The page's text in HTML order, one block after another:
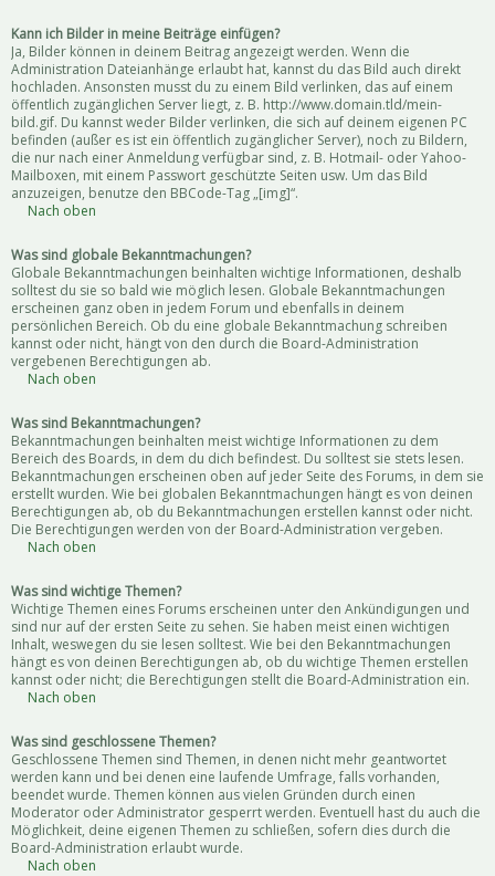
Kann ich Bilder in meine Beiträge einfügen?
Ja, Bilder können in deinem Beitrag angezeigt werden. Wenn die
Administration Dateianhänge erlaubt hat, kannst du das Bild auch direkt
hochladen. Ansonsten musst du zu einem Bild verlinken, das auf einem
öffentlich zugänglichen Server liegt, z. B. http://www.domain.tld/mein-
bild.gif. Du kannst weder Bilder verlinken, die sich auf deinem eigenen PC
befinden (außer es ist ein öffentlich zugänglicher Server), noch zu Bildern,
die nur nach einer Anmeldung verfügbar sind, z. B. Hotmail- oder Yahoo-
Mailboxen, mit einem Passwort geschützte Seiten usw. Um das Bild
anzuzeigen, benutze den BBCode-Tag „[img]“.
Nach oben
Was sind globale Bekanntmachungen?
Globale Bekanntmachungen beinhalten wichtige Informationen, deshalb
solltest du sie so bald wie möglich lesen. Globale Bekanntmachungen
erscheinen ganz oben in jedem Forum und ebenfalls in deinem
persönlichen Bereich. Ob du eine globale Bekanntmachung schreiben
kannst oder nicht, hängt von den durch die Board-Administration
vergebenen Berechtigungen ab.
Nach oben
Was sind Bekanntmachungen?
Bekanntmachungen beinhalten meist wichtige Informationen zu dem
Bereich des Boards, in dem du dich befindest. Du solltest sie stets lesen.
Bekanntmachungen erscheinen oben auf jeder Seite des Forums, in dem sie
erstellt wurden. Wie bei globalen Bekanntmachungen hängt es von deinen
Berechtigungen ab, ob du Bekanntmachungen erstellen kannst oder nicht.
Die Berechtigungen werden von der Board-Administration vergeben.
Nach oben
Was sind wichtige Themen?
Wichtige Themen eines Forums erscheinen unter den Ankündigungen und
sind nur auf der ersten Seite zu sehen. Sie haben meist einen wichtigen
Inhalt, weswegen du sie lesen solltest. Wie bei den Bekanntmachungen
hängt es von deinen Berechtigungen ab, ob du wichtige Themen erstellen
kannst oder nicht; die Berechtigungen stellt die Board-Administration ein.
Nach oben
Was sind geschlossene Themen?
Geschlossene Themen sind Themen, in denen nicht mehr geantwortet
werden kann und bei denen eine laufende Umfrage, falls vorhanden,
beendet wurde. Themen können aus vielen Gründen durch einen
Moderator oder Administrator gesperrt werden. Eventuell hast du auch die
Möglichkeit, deine eigenen Themen zu schließen, sofern dies durch die
Board-Administration erlaubt wurde.
Nach oben